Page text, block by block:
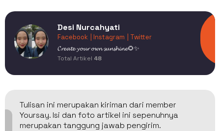
Desi Nurcahyati
Facebook | Instagram
| Twitter
𝓒𝓻𝓮𝓪𝓽𝓮 𝔂𝓸𝓾𝓻 𝓸𝔀𝓷 𝓼𝓾𝓷𝓼𝓱𝓲𝓷𝓮🌻✨
Total Artikel 48
Tulisan ini merupakan kiriman dari member
Yoursay. Isi dan foto artikel ini sepenuhnya
merupakan tanggung jawab pengirim.